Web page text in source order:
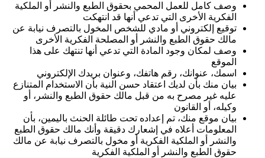
وصف كامل للعمل المحمي بحقوق الطبع والنشر أو الملكية
الفكرية الأخرى التي تدعي أنها قد انتهكت
توقيع إلكتروني أو مادي للشخص المخول بالتصرف نيابة عن
مالك حقوق الطبع والنشر أو المصلحة الفكرية الأخرى
وصف لمكان وجود المادة التي تدعي أنها تنتهك على هذا
الموقع
اسمك، عنوانك، رقم هاتفك، وعنوان بريدك الإلكتروني
بيان منك بأن لديك اعتقاد حسن النية بأن الاستخدام المتنازع
عليه غير مصرح به من قبل مالك حقوق الطبع والنشر، أو
وكيله، أو القانون
بيان موقع منك، تم إعداده تحت طائلة الحنث باليمين، بأن
المعلومات أعلاه في إشعارك دقيقة وأنك مالك حقوق الطبع
والنشر أو الملكية الفكرية أو مخول بالتصرف نيابة عن مالك
حقوق الطبع والنشر أو الملكية الفكرية